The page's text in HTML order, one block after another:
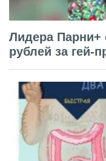
Лидера
рублей за гей-